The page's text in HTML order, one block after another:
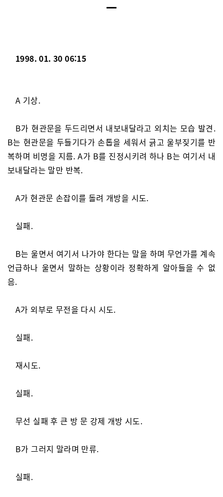
1998. 01. 30 06:15
A 기상.
B가 현관문을 두드리면서 내보내달라고 외치는 모습 발견.
B는 현관문을 두들기다가 손톱을 세워서 긁고 울부짖기를 반
복하며 비명을 지름. A가 B를 진정시키려 하나 B는 여기서 내
보내달라는 말만 반복.
A가 현관문 손잡이를 돌려 개방을 시도.
실패.
B는 울면서 여기서 나가야 한다는 말을 하며 무언가를 계속
언급하나 울면서 말하는 상황이라 정확하게 알아들을 수 없
음.
A가 외부로 무전을 다시 시도.
실패.
재시도.
실패.
무선 실패 후 큰 방 문 강제 개방 시도.
B가 그러지 말라며 만류.
실패.